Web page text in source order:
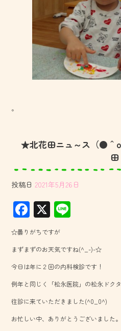
。
★北花田ニュ～ス（●＾
田
投稿日 2021年5月26日
F
ac
e
b
o
ok
X
☆曇りがちですが
まずまずのお天気ですね(^_-)-☆
今日は年に２回の内科検診です！
例年と同じく「松永医院」の松永ドク
往診に来ていただきました(^0_0^)
お忙しい中、ありがとうございました。